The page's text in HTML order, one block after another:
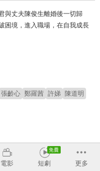
與丈夫陳俊生離婚後一切歸
困境，進入職場，在自我成長
張齡心 鄭羅茜 許娣 陳道明
電影 短劇 更多